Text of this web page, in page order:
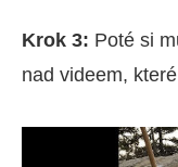
Krok 3: Poté si
nad videem,